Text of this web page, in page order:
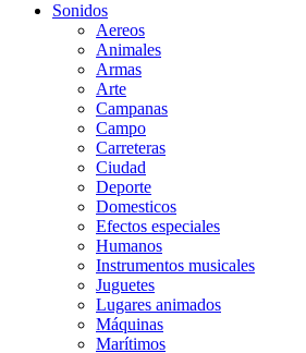
Sonidos
Aereos
Animales
Armas
Arte
Campanas
Campo
Carreteras
Ciudad
Deporte
Domesticos
Efectos especiales
Humanos
Instrumentos musicales
Juguetes
Lugares animados
Máquinas
Marítimos